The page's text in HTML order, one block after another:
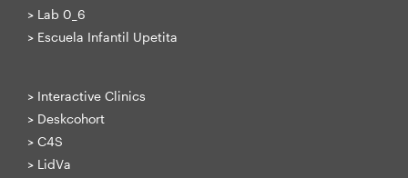
> Lab 0_6
> Escuela Infantil Upetita
> Interactive Clinics
> Deskcohort
> C4S
> LidVa